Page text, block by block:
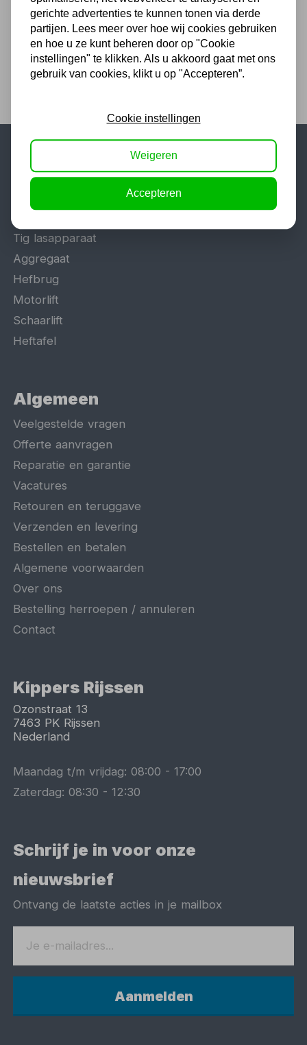
5,51
4,55 excl. BTW
Populaire categorieën
Tig lasapparaat
Aggregaat
Hefbrug
Motorlift
Schaarlift
Heftafel
Algemeen
Veelgestelde vragen
Offerte aanvragen
Reparatie en garantie
Vacatures
Retouren en teruggave
Verzenden en levering
Bestellen en betalen
Algemene voorwaarden
Over ons
Bestelling herroepen / annuleren
Contact
Kippers Rijssen
Ozonstraat 13
7463 PK Rijssen
Nederland
Maandag t/m vrijdag:08:00 -17:00
Zaterdag:08:30 -12:30
Schrijf je in voor onze
nieuwsbrief
Ontvang de laatste acties in je mailbox
Aanmelden
gerichte advertenties te kunnen tonen via derde
partijen. Lees meer over hoe wij cookies gebruiken
en hoe u ze kunt beheren door op "Cookie
instellingen" te klikken. Als u akkoord gaat met ons
gebruik van cookies, klikt u op "Accepteren”.
Cookie instellingen
Weigeren
Accepteren